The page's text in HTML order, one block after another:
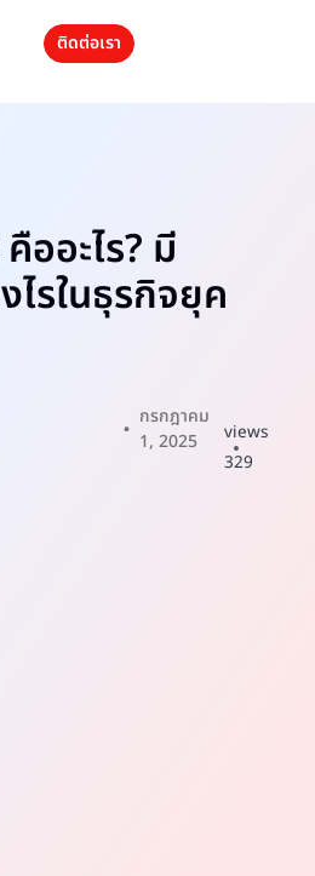
ติดต่อเรา
อะไร? มี
ไรในธุรกิจยุค
กรกฎาคม
1, 2025
views
329